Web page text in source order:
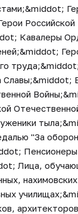
Российской
Кавалеры
Славы;&middot;
"За
Лица,